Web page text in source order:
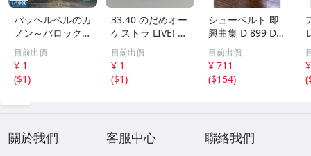
パッヘルベルのカ
ノン～バロック名
曲集 パッヘルベ
ル パイヤール E
RATO 30
目前出價
¥ 1
($1)
33.40 のだめオー
ケストラ LIVE! 2
CD▽
目前出價
¥ 1
($1)
シューベルト 即
興曲集 D 899 D 9
35 16のドイツ舞
曲集 ブレンデル
【CD】
目前出價
¥ 711
($154)
(
關於我們 客服中心 聯絡我們